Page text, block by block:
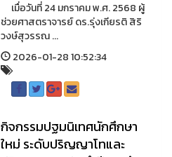
เมื่อวันที่ 24 มกราคม พ.ศ. 2568 ผู้
ช่วยศาสตราจารย์ ดร.รุ่งเกียรติ สิริ
วงษ์สุวรรณ ...
2026-01-28 10:52:34
กิจกรรมปฐมนิเทศนักศึกษา
ใหม่ ระดับปริญญาโทและ